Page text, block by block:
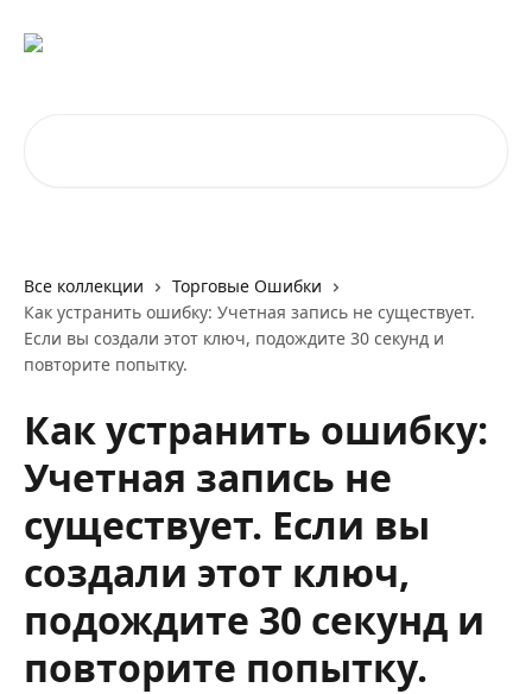
Все коллекции
Торговые Ошибки
Как устранить ошибку: Учетная запись не существует.
Если вы создали этот ключ, подождите 30 секунд и
повторите попытку.
Как устранить ошибку:
Учетная запись не
существует. Если вы
создали этот ключ,
подождите 30 секунд и
повторите попытку.